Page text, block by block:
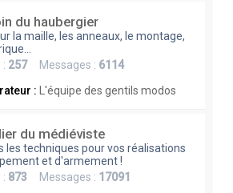
du haubergier
la maille, les anneaux, le montage,
257Messages : 6114
:
L'équipe des gentils modos
du médiéviste
les techniques pour vos réalisations
et d'armement !
873 Messages : 17091